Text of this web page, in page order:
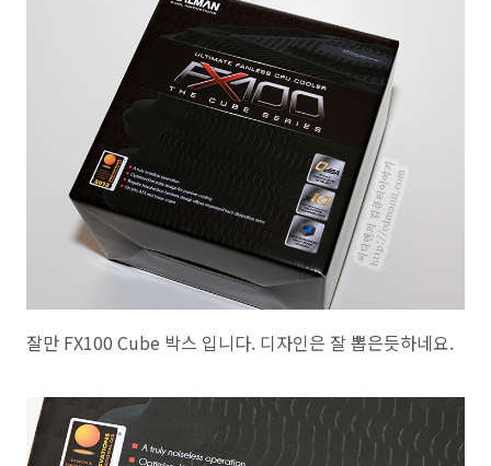
잘만 FX100 Cube 박스 입니다. 디자인은 잘 뽑은듯하네요.